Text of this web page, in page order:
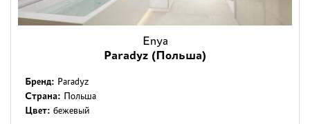
Enya
Paradyz (Польша)
Бренд: Paradyz
Страна: Польша
Цвет: бежевый